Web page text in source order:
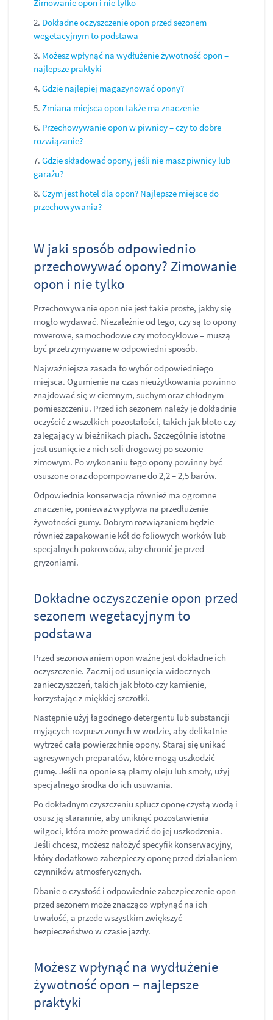
Zimowanie opon i nie tylko
2. Dokładne oczyszczenie opon przed sezonem
wegetacyjnym to podstawa
3. Możesz wpłynąć na wydłużenie żywotność opon –
najlepsze praktyki
4. Gdzie najlepiej magazynować opony?
5. Zmiana miejsca opon także ma znaczenie
6. Przechowywanie opon w piwnicy – czy to dobre
rozwiązanie?
7. Gdzie składować opony, jeśli nie masz piwnicy lub
garażu?
8. Czym jest hotel dla opon? Najlepsze miejsce do
przechowywania?
W jaki sposób odpowiednio
przechowywać opony? Zimowanie
opon i nie tylko
Przechowywanie opon nie jest takie proste, jakby się
mogło wydawać. Niezależnie od tego, czy są to opony
rowerowe, samochodowe czy motocyklowe – muszą
być przetrzymywane w odpowiedni sposób.
Najważniejsza zasada to wybór odpowiedniego
miejsca. Ogumienie na czas nieużytkowania powinno
znajdować się w ciemnym, suchym oraz chłodnym
pomieszczeniu. Przed ich sezonem należy je dokładnie
oczyścić z wszelkich pozostałości, takich jak błoto czy
zalegający w bieżnikach piach. Szczególnie istotne
jest usunięcie z nich soli drogowej po sezonie
zimowym. Po wykonaniu tego opony powinny być
osuszone oraz dopompowane do 2,2 – 2,5 barów.
Odpowiednia konserwacja również ma ogromne
znaczenie, ponieważ wypływa na przedłużenie
żywotności gumy. Dobrym rozwiązaniem będzie
również zapakowanie kół do foliowych worków lub
specjalnych pokrowców, aby chronić je przed
gryzoniami.
Dokładne oczyszczenie opon przed
sezonem wegetacyjnym to
podstawa
Przed sezonowaniem opon ważne jest dokładne ich
oczyszczenie. Zacznij od usunięcia widocznych
zanieczyszczeń, takich jak błoto czy kamienie,
korzystając z miękkiej szczotki.
Następnie użyj łagodnego detergentu lub substancji
myjących rozpuszczonych w wodzie, aby delikatnie
wytrzeć całą powierzchnię opony. Staraj się unikać
agresywnych preparatów, które mogą uszkodzić
gumę. Jeśli na oponie są plamy oleju lub smoły, użyj
specjalnego środka do ich usuwania.
Po dokładnym czyszczeniu spłucz oponę czystą wodą i
osusz ją starannie, aby uniknąć pozostawienia
wilgoci, która może prowadzić do jej uszkodzenia.
Jeśli chcesz, możesz nałożyć specyfik konserwacyjny,
który dodatkowo zabezpieczy oponę przed działaniem
czynników atmosferycznych.
Dbanie o czystość i odpowiednie zabezpieczenie opon
przed sezonem może znacząco wpłynąć na ich
trwałość, a przede wszystkim zwiększyć
bezpieczeństwo w czasie jazdy.
Możesz wpłynąć na wydłużenie
żywotność opon – najlepsze
praktyki